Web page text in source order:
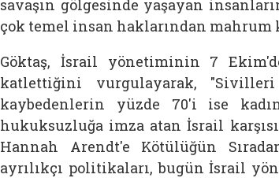
savaşın gölgesinde yaşayan
çok temel insan haklarından mahrum
Göktaş, İsrail yönetiminin 7
katlettiğini vurgulayarak,
kaybedenlerin yüzde 70'i ise
hukuksuzluğa imza atan İsrail
Hannah Arendt'e Kötülüğün
ayrılıkçı politikaları, bugün İsrail